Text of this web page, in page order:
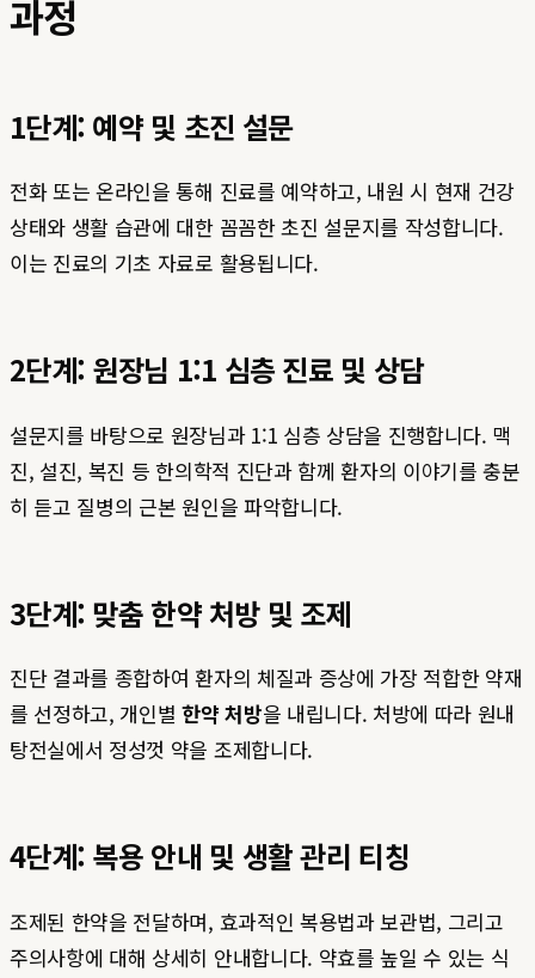
과정
1단계: 예약 및 초진 설문
전화 또는 온라인을 통해 진료를 예약하고, 내원 시 현재 건강
상태와 생활 습관에 대한 꼼꼼한 초진 설문지를 작성합니다.
이는 진료의 기초 자료로 활용됩니다.
2단계: 원장님 1:1 심층 진료 및 상담
설문지를 바탕으로 원장님과 1:1 심층 상담을 진행합니다. 맥
진, 설진, 복진 등 한의학적 진단과 함께 환자의 이야기를 충분
히 듣고 질병의 근본 원인을 파악합니다.
3단계: 맞춤 한약 처방 및 조제
진단 결과를 종합하여 환자의 체질과 증상에 가장 적합한 약재
를 선정하고, 개인별한약 처방을 내립니다. 처방에 따라 원내
탕전실에서 정성껏 약을 조제합니다.
4단계: 복용 안내 및 생활 관리 티칭
조제된 한약을 전달하며, 효과적인 복용법과 보관법, 그리고
주의사항에 대해 상세히 안내합니다. 약효를 높일 수 있는 식